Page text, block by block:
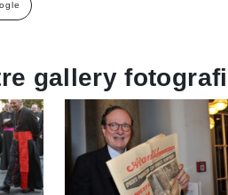
gallery